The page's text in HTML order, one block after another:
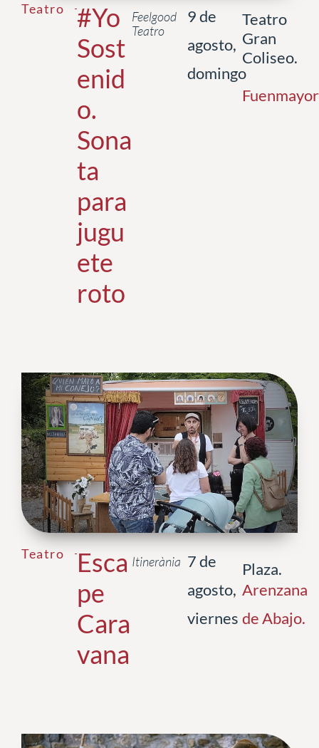
Teatro
#Yo
Sost
enid
o.
Sona
ta
para
jugu
ete
roto
Feelgood
Teatro
9 de
agosto,
domingo
Teatro
Gran
Coliseo.
Fuenmayor
Teatro
Esca
pe
Cara
vana
Itinerània 7 de
agosto,
viernes
Plaza.
Arenzana
de Abajo.